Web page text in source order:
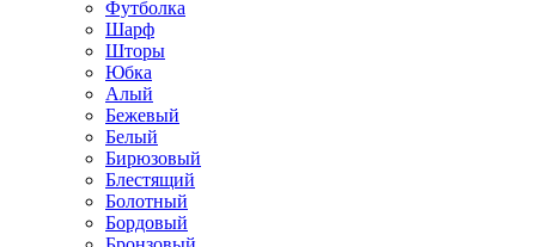
Футболка
Шарф
Шторы
Юбка
Алый
Бежевый
Белый
Бирюзовый
Блестящий
Болотный
Бордовый